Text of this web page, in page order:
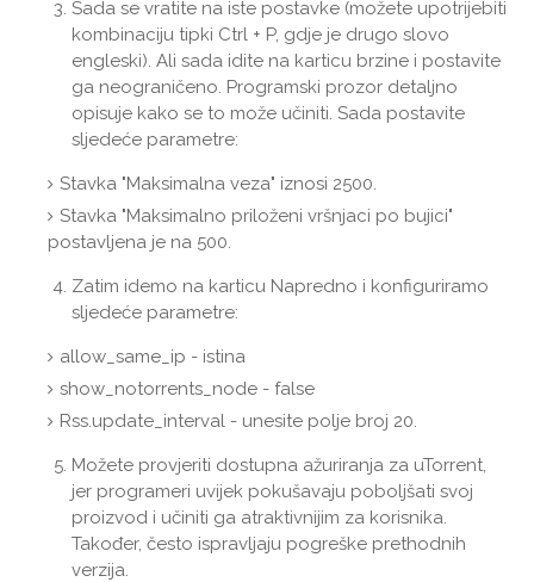
Sada se vratite na iste postavke (možete upotrijebiti
kombinaciju tipki Ctrl + P, gdje je drugo slovo
engleski). Ali sada idite na karticu brzine i postavite
ga neograničeno. Programski prozor detaljno
opisuje kako se to može učiniti. Sada postavite
sljedeće parametre:
Stavka "Maksimalna veza" iznosi 2500.
Stavka "Maksimalno priloženi vršnjaci po bujici"
postavljena je na 500.
Zatim idemo na karticu Napredno i konfiguriramo
sljedeće parametre:
allow_same_ip - istina
show_notorrents_node - false
Rss.update_interval - unesite polje broj 20.
Možete provjeriti dostupna ažuriranja za uTorrent,
jer programeri uvijek pokušavaju poboljšati svoj
proizvod i učiniti ga atraktivnijim za korisnika.
Također, često ispravljaju pogreške prethodnih
verzija.